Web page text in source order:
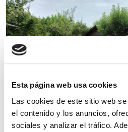
Esta página web usa cookies
Las cookies de este sitio web
el contenido y los anuncios,
sociales y analizar el tráfico.